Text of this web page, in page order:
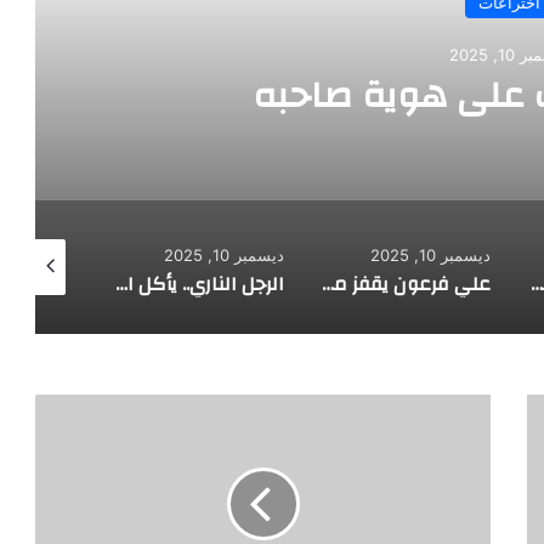
2025
هوية صاحبه
طفل مصري يخرج قصاصات الورق من أنفه وفمه
ديسمبر 10, 2025
علي فرعون يقفز من الطابق العشرين ويأكل النار ويحطم سورا
ديسمبر 10, 2025
الرجل الناري.. يأكل الجمر ويثني الحديد بأسنانه
ديسمبر 10, 2025